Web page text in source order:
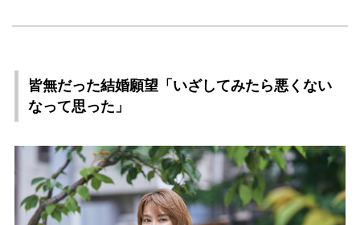
皆無だった結婚願望「いざしてみたら悪くない
なって思った」